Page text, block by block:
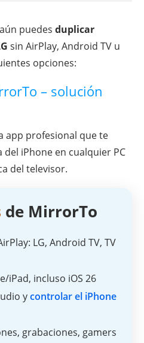
puedes duplicar
sin AirPlay, Android TV u
opciones:
– solución
app profesional que te
iPhone en cualquier PC
del televisor.
de MirrorTo
LG, Android TV, TV
iPad, incluso iOS 26
ycontrolar el iPhone
grabaciones, gamers